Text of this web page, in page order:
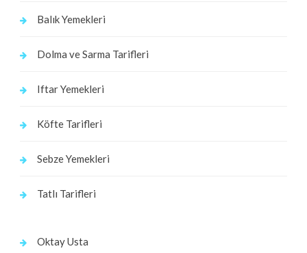
Balık Yemekleri
Dolma ve Sarma Tarifleri
Iftar Yemekleri
Köfte Tarifleri
Sebze Yemekleri
Tatlı Tarifleri
Oktay Usta